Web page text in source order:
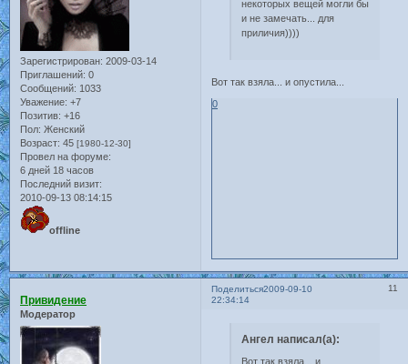
Зарегистрирован: 2009-03-14
Приглашений: 0
Сообщений: 1033
Уважение: +7
Позитив: +16
Пол: Женский
Возраст: 45 [1980-12-30]
Провел на форуме:
6 дней 18 часов
Последний визит:
2010-09-13 08:14:15
offline
некоторых вещей могли бы
и не замечать... для
приличия))))
Вот так взяла... и опустила...
0
Поделиться 11
2009-09-10
22:34:14
Привидение
Модератор
Ангел написал(а):
Вот так взяла... и